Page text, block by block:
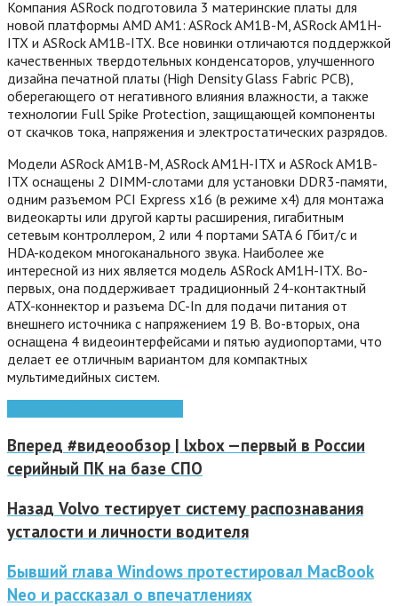
Компания ASRock подготовила 3 материнские платы для
новой платформы AMD AM1: ASRock AM1B-M, ASRock AM1H-
ITX и ASRock AM1B-ITX. Все новинки отличаются поддержкой
качественных твердотельных конденсаторов, улучшенного
дизайна печатной платы (High Density Glass Fabric PCB),
оберегающего от негативного влияния влажности, а также
технологии Full Spike Protection, защищающей компоненты
от скачков тока, напряжения и электростатических разрядов.
Модели ASRock AM1B-M, ASRock AM1H-ITX и ASRock AM1B-
ITX оснащены 2 DIMM-слотами для установки DDR3-памяти,
одним разъемом PCI Express x16 (в режиме x4) для монтажа
видеокарты или другой карты расширения, гигабитным
сетевым контроллером, 2 или 4 портами SATA 6 Гбит/с и
HDA-кодеком многоканального звука. Наиболее же
интересной из них является модель ASRock AM1H-ITX. Во-
первых, она поддерживает традиционный 24-контактный
ATX-коннектор и разъема DC-In для подачи питания от
внешнего источника с напряжением 19 В. Во-вторых, она
оснащена 4 видеоинтерфейсами и пятью аудиопортами, что
делает ее отличным вариантом для компактных
мультимедийных систем.
Вперед #видеообзор | lxbox —первый в России
серийный ПК на базе СПО
Назад Volvo тестирует систему распознавания
усталости и личности водителя
Бывший глава Windows протестировал MacBook
Neo и рассказал о впечатлениях